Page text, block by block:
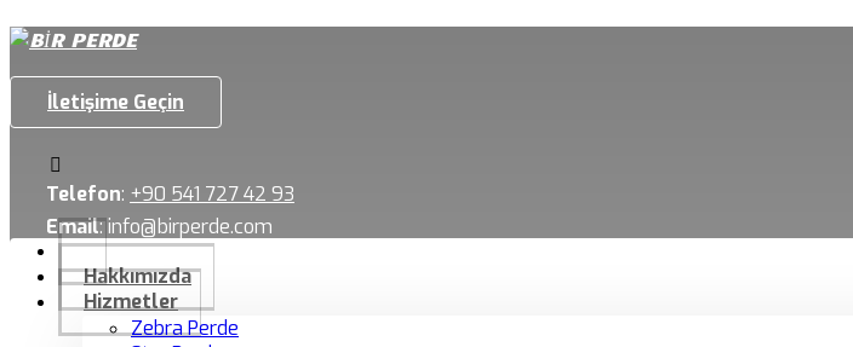
İletişime Geçin
Telefon: +90 541 727 42 93
Email:info@birperde.com
Hakkımızda
Hizmetler
Zebra Perde